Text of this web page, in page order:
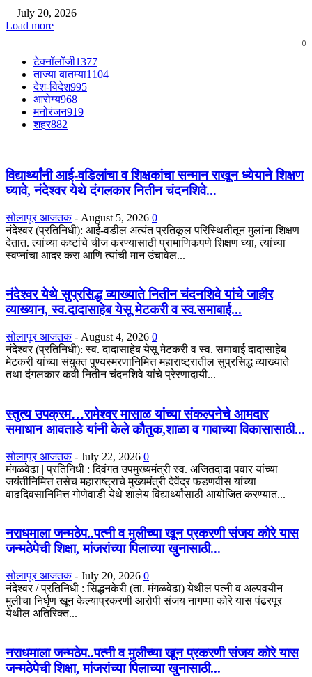
July 20, 2026
Load more
0
टेक्नॉलॉजी1377
ताज्या बातम्या1104
देश-विदेश995
आरोग्य968
मनोरंजन919
शहर882
विद्यार्थ्यांनी आई-वडिलांचा व शिक्षकांचा सन्मान राखून ध्येयाने शिक्षण
घ्यावे, नंदेश्वर येथे दंगलकार नितीन चंदनशिवे...
सोलापूर आजतक - August 5, 2026 0
नंदेश्वर (प्रतिनिधी): आई-वडील अत्यंत प्रतिकूल परिस्थितीतून मुलांना शिक्षण
देतात. त्यांच्या कष्टांचे चीज करण्यासाठी प्रामाणिकपणे शिक्षण घ्या, त्यांच्या
स्वप्नांचा आदर करा आणि त्यांची मान उंचावेल...
नंदेश्वर येथे सुप्रसिद्ध व्याख्याते नितीन चंदनशिवे यांचे जाहीर
व्याख्यान, स्व.दादासाहेब येसू मेटकरी व स्व.समाबाई...
सोलापूर आजतक - August 4, 2026 0
नंदेश्वर (प्रतिनिधी): स्व. दादासाहेब येसू मेटकरी व स्व. समाबाई दादासाहेब
मेटकरी यांच्या संयुक्त पुण्यस्मरणानिमित्त महाराष्ट्रातील सुप्रसिद्ध व्याख्याते
तथा दंगलकार कवी नितीन चंदनशिवे यांचे प्रेरणादायी...
स्तुत्य उपक्रम…रामेश्वर मासाळ यांच्या संकल्पनेचे आमदार
समाधान आवताडे यांनी केले कौतुक,शाळा व गावाच्या विकासासाठी...
सोलापूर आजतक - July 22, 2026 0
मंगळवेढा | प्रतिनिधी : दिवंगत उपमुख्यमंत्री स्व. अजितदादा पवार यांच्या
जयंतीनिमित्त तसेच महाराष्ट्राचे मुख्यमंत्री देवेंद्र फडणवीस यांच्या
वाढदिवसानिमित्त गोणेवाडी येथे शालेय विद्यार्थ्यांसाठी आयोजित करण्यात...
नराधमाला जन्मठेप..पत्नी व मुलीच्या खून प्रकरणी संजय कोरे यास
जन्मठेपेची शिक्षा, मांजरांच्या पिलाच्या खुनासाठी...
सोलापूर आजतक - July 20, 2026 0
नंदेश्वर / प्रतिनिधी : सिद्धनकेरी (ता. मंगळवेढा) येथील पत्नी व अल्पवयीन
मुलीचा निर्घृण खून केल्याप्रकरणी आरोपी संजय नागप्पा कोरे यास पंढरपूर
येथील अतिरिक्त...
नराधमाला जन्मठेप..पत्नी व मुलीच्या खून प्रकरणी संजय कोरे यास
जन्मठेपेची शिक्षा, मांजरांच्या पिलाच्या खुनासाठी...